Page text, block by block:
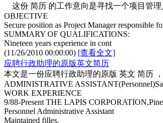
这份 简历 的工作意向是寻找一个项目管理
OBJECTIVE
Secure position as Project Manager responsible
SUMMARY OF QUALIFICATIONS:
Nineteen years experience in cont
(11/26/2010 00:00:00) [查看全文]
应聘行政助理的原版英文简历
本文是一份应聘行政助理的原版 英文 简历
ADMINISTRATIVE
WORK EXPERIENCE
9/88-Present THE LAPIS
Personnel Administrative Assistant
Maintained filles.